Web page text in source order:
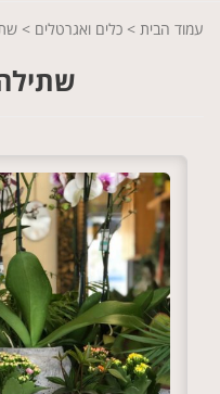
עמוד הבית > כלים ואגרטלים >